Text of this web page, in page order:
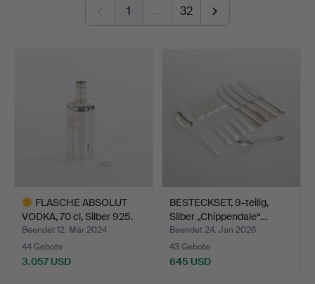
1 … 32
FLASCHE ABSOLUT
VODKA, 70 cl, Silber 925.
Beendet 12. Mär 2024
44 Gebote
3.057 USD
BESTECKSET, 9-teilig,
Silber „Chippendale“…
Beendet 24. Jan 2026
43 Gebote
645 USD